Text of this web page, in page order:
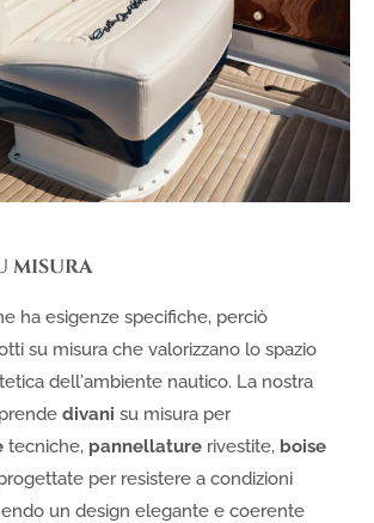
MISURA
ha esigenze specifiche, perciò
su misura che valorizzano lo spazio
dell’ambiente nautico. La nostra
divani su misura per
tecniche, pannellature rivestite, boise
per resistere a condizioni
un design elegante e coerente